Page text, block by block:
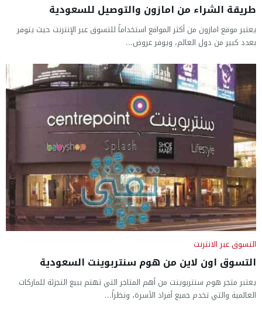
طريقة الشراء من امازون والتوصيل للسعودية
يعتبر موقع امازون من أكثر المواقع استخداماً للتسوق عبر الإنترنت حيث يتوفر
بعدد كبير من دول العالم، ويوفر عروض...
التسوق عبر الانترنت
التسوق اون لاين من هوم سنتربوينت السعودية
يعتبر متجر هوم سنتربوينت من أهم المتاجر التي تهتم ببيع التجزئة للماركات
العالمية والتي تخدم جميع أفراد الأسرة، ونظراً...